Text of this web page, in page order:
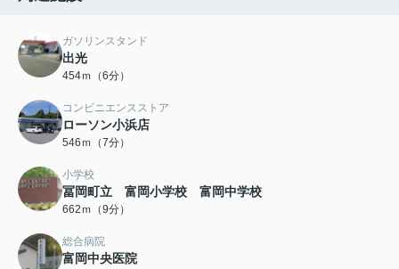
ガソリンスタンド
出光
454ｍ（6分）
コンビニエンスストア
ローソン小浜店
546ｍ（7分）
小学校
冨岡町立 富岡小学校 富岡中学校
662ｍ（9分）
総合病院
富岡中央医院